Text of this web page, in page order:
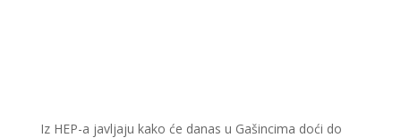
Iz HEP-a javljaju kako će danas u Gašincima doći do